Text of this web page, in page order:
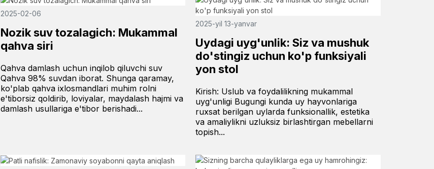
2025-02-06
Nozik suv tozalagich: Mukammal
qahva siri
Qahva damlash uchun inqilob qiluvchi suv
Qahva 98% suvdan iborat. Shunga qaramay,
ko'plab qahva ixlosmandlari muhim rolni
e'tiborsiz qoldirib, loviyalar, maydalash hajmi va
damlash usullariga e'tibor berishadi...
2025-yil 13-yanvar
Uydagi uyg'unlik: Siz va mushuk
do'stingiz uchun ko'p funksiyali
yon stol
Kirish: Uslub va foydalilikning mukammal
uyg'unligi Bugungi kunda uy hayvonlariga
ruxsat berilgan uylarda funksionallik, estetika
va amaliylikni uzluksiz birlashtirgan mebellarni
topish...